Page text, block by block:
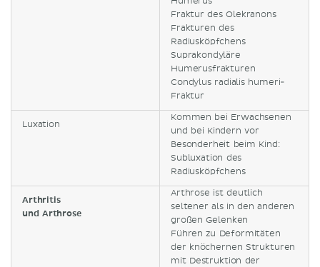
Fraktur des Olekranons
Frakturen des
Radiusköpfchens
Suprakondyläre
Humerusfrakturen
Condylus radialis humeri-
Fraktur
Luxation
Kommen bei Erwachsenen
und bei Kindern vor
Besonderheit beim Kind:
Subluxation des
Radiusköpfchens
Arthritis
und Arthrose
Arthrose ist deutlich
seltener als in den anderen
großen Gelenken
Führen zu Deformitäten
der knöchernen Strukturen
mit Destruktion der